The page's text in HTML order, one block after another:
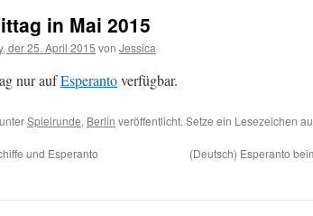
in Mai 2015
der 25. April 2015 von Jessica
nur aufEsperantoverfügbar.
Spielrunde, Berlin veröffentlicht. Setze ein Lesezeichen
und Esperanto
(Deutsch) Esperanto